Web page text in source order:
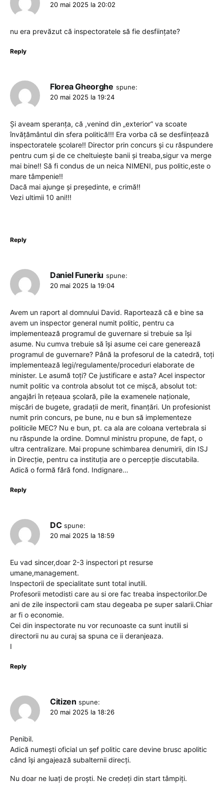
20 mai 2025 la 20:02
nu era prevăzut că inspectoratele să fie desființate?
Reply
Florea Gheorghe spune:
20 mai 2025 la 19:24
Și aveam speranța, că ,venind din „exterior” va scoate
învățământul din sfera politică!!! Era vorba că se desființează
inspectoratele școlare!! Director prin concurs și cu răspundere
pentru cum și de ce cheltuiește banii și treaba,sigur va merge
mai bine!! Să fi condus de un neica NIMENI, pus politic,este o
mare tâmpenie!!
Dacă mai ajunge și președinte, e crimă!!
Vezi ultimii 10 ani!!!
Reply
Daniel Funeriu spune:
20 mai 2025 la 19:04
Avem un raport al domnului David. Raportează că e bine sa
avem un inspector general numit politic, pentru ca
implementează programul de guvernare si trebuie sa își
asume. Nu cumva trebuie să își asume cei care generează
programul de guvernare? Până la profesorul de la catedră, toți
implementează legi/regulamente/proceduri elaborate de
minister. Le asumă toți? Ce justificare e asta? Acel inspector
numit politic va controla absolut tot ce mișcă, absolut tot:
angajări în rețeaua școlară, pile la examenele naționale,
mișcări de bugete, gradații de merit, finanțări. Un profesionist
numit prin concurs, pe bune, nu e bun să implementeze
politicile MEC? Nu e bun, pt. ca ala are coloana vertebrala si
nu răspunde la ordine. Domnul ministru propune, de fapt, o
ultra centralizare. Mai propune schimbarea denumirii, din ISJ
in Direcție, pentru ca instituția are o percepție discutabila.
Adică o formă fără fond. Indignare…
Reply
DC spune:
20 mai 2025 la 18:59
Eu vad sincer,doar 2-3 inspectori pt resurse
umane,management.
Inspectorii de specialitate sunt total inutili.
Profesorii metodisti care au si ore fac treaba inspectorilor.De
ani de zile inspectorii cam stau degeaba pe super salarii.Chiar
ar fi o economie.
Cei din inspectorate nu vor recunoaste ca sunt inutili si
directorii nu au curaj sa spuna ce ii deranjeaza.
I
Reply
Citizen spune:
20 mai 2025 la 18:26
Penibil.
Adică numești oficial un șef politic care devine brusc apolitic
când își angajează subalternii direcți.
Nu doar ne luați de proști. Ne credeți din start tâmpiți.